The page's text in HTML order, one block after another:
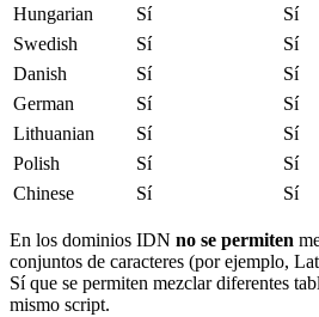
Hungarian Sí Sí
Swedish Sí Sí
Danish Sí Sí
German Sí Sí
Lithuanian Sí Sí
Polish Sí Sí
Chinese Sí Sí
En los dominios IDN no se permiten
conjuntos de caracteres (por ejemplo,
Sí que se permiten mezclar diferentes
mismo script.